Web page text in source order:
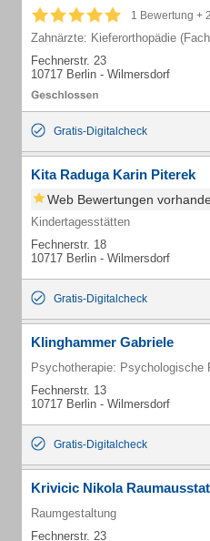
1 Bewertung +
Zahnärzte: Kieferorthopädie
Fechnerstr. 23
10717 Berlin - Wilmersdorf
Gratis-Digitalcheck
Kita Raduga Karin Piterek
Web Bewertungen
Kindertagesstätten
Fechnerstr. 18
10717 Berlin - Wilmersdorf
Gratis-Digitalcheck
Klinghammer Gabriele
Psychotherapie: Psychologische
Fechnerstr. 13
10717 Berlin - Wilmersdorf
Gratis-Digitalcheck
Krivicic Nikola
Raumgestaltung
Fechnerstr. 23